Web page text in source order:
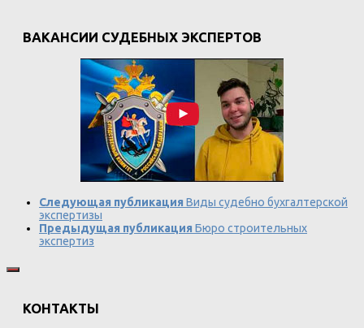
ВАКАНСИИ СУДЕБНЫХ ЭКСПЕРТОВ
Следующая публикация Виды судебно бухгалтерской
экспертизы
Предыдущая публикация Бюро строительных
экспертиз
КОНТАКТЫ